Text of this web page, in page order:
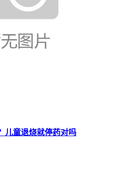
儿童退烧就停药对吗